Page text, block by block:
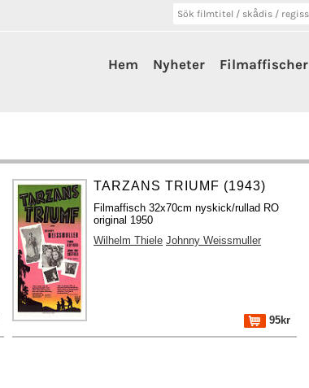
Hem Nyheter Filmaffischer
TARZANS TRIUMF (1943)
Filmaffisch 32x70cm nyskick/rullad RO
original 1950
Wilhelm Thiele Johnny Weissmuller
95kr